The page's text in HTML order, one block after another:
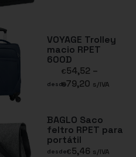
VOYAGE Trolley
macio RPET
600D
desde
€54,52 –
€79,20 s/IVA
BAGLO Saco
feltro RPET para
portátil
desde€5,46 s/IVA